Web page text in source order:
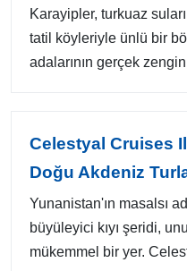
Karayipler, turkuaz
tatil köyleriyle ünlü bir
adalarının gerçek
Celestyal Cruises
Doğu Akdeniz
Yunanistan'ın masalsı
büyüleyici kıyı şeridi,
mükemmel bir yer.